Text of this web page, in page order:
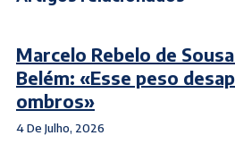
Marcelo Rebelo de
Belém: «Esse peso
ombros»
4 De Julho, 2026